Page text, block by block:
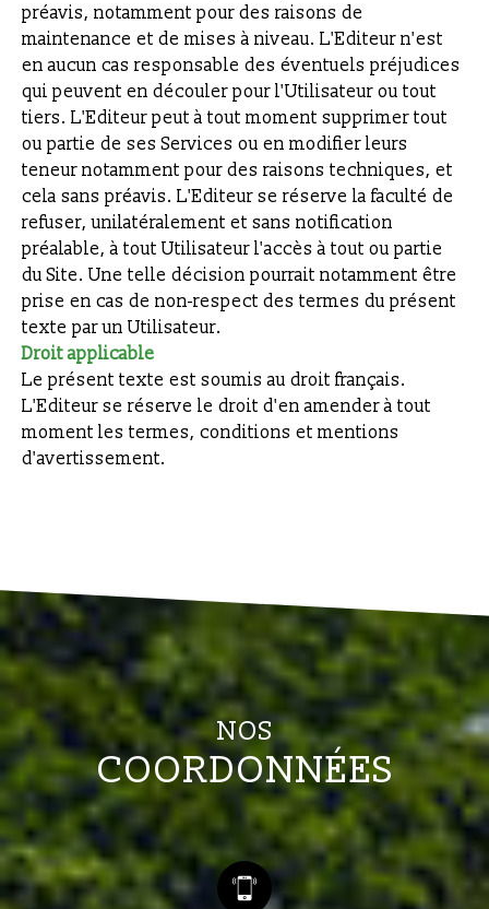
préavis, notamment pour des raisons de
maintenance et de mises à niveau. L'Editeur n'est
en aucun cas responsable des éventuels préjudices
qui peuvent en découler pour l'Utilisateur ou tout
tiers. L'Editeur peut à tout moment supprimer tout
ou partie de ses Services ou en modifier leurs
teneur notamment pour des raisons techniques, et
cela sans préavis. L'Editeur se réserve la faculté de
refuser, unilatéralement et sans notification
préalable, à tout Utilisateur l'accès à tout ou partie
du Site. Une telle décision pourrait notamment être
prise en cas de non-respect des termes du présent
texte par un Utilisateur.
Droit applicable
Le présent texte est soumis au droit français.
L'Editeur se réserve le droit d'en amender à tout
moment les termes, conditions et mentions
d'avertissement.
NOS
COORDONNÉES